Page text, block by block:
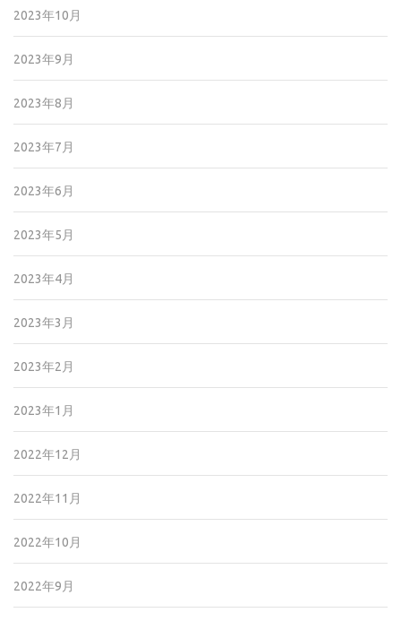
2023年10月
2023年9月
2023年8月
2023年7月
2023年6月
2023年5月
2023年4月
2023年3月
2023年2月
2023年1月
2022年12月
2022年11月
2022年10月
2022年9月